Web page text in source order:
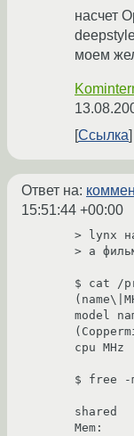
насчет
моем
Ссылка
Ответ на:
15:51:44 +00:00
> lynx
> а
$ cat /
model
cpu
$ free -
shared
Mem: